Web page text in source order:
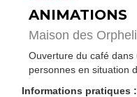
ANIMATIONS
Maison des
Ouverture du café
personnes en situation
Informations pratiques :